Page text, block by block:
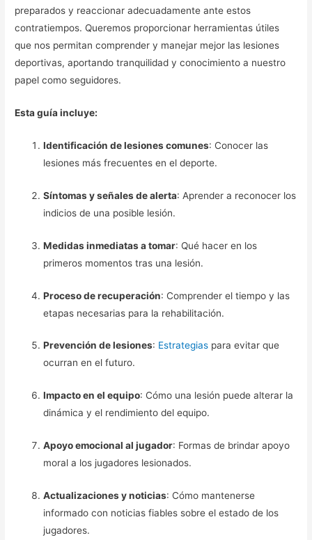
preparados y reaccionar adecuadamente ante estos
contratiempos. Queremos proporcionar herramientas útiles
que nos permitan comprender y manejar mejor las lesiones
deportivas, aportando tranquilidad y conocimiento a nuestro
papel como seguidores.
Esta guía incluye:
Identificación de lesiones comunes: Conocer las
lesiones más frecuentes en el deporte.
Síntomas y señales de alerta: Aprender a reconocer los
indicios de una posible lesión.
Medidas inmediatas a tomar: Qué hacer en los
primeros momentos tras una lesión.
Proceso de recuperación: Comprender el tiempo y las
etapas necesarias para la rehabilitación.
Prevención de lesiones: Estrategias para evitar que
ocurran en el futuro.
Impacto en el equipo: Cómo una lesión puede alterar la
dinámica y el rendimiento del equipo.
Apoyo emocional al jugador: Formas de brindar apoyo
moral a los jugadores lesionados.
Actualizaciones y noticias: Cómo mantenerse
informado con noticias fiables sobre el estado de los
jugadores.